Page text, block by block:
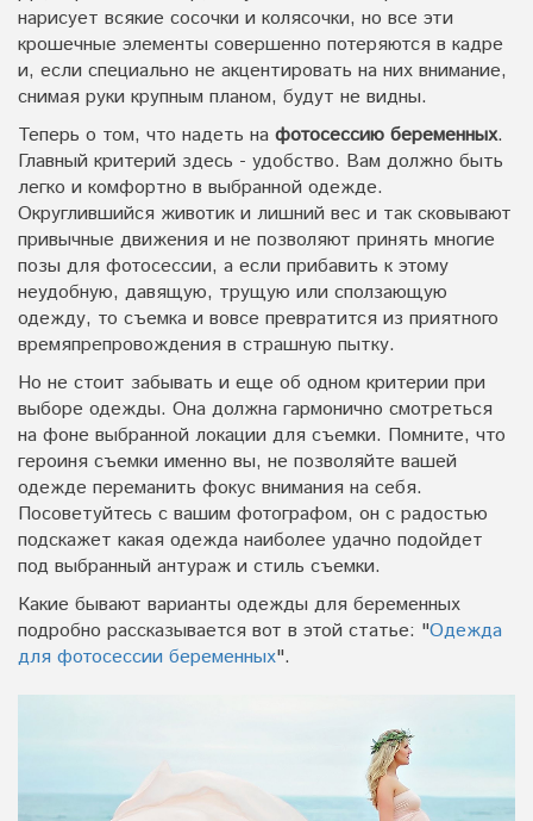
нарисует всякие сосочки и колясочки, но все эти
крошечные элементы совершенно потеряются в кадре
и, если специально не акцентировать на них внимание,
снимая руки крупным планом, будут не видны.
Теперь о том, что надеть на фотосессию беременных.
Главный критерий здесь - удобство. Вам должно быть
легко и комфортно в выбранной одежде.
Округлившийся животик и лишний вес и так сковывают
привычные движения и не позволяют принять многие
позы для фотосессии, а если прибавить к этому
неудобную, давящую, трущую или сползающую
одежду, то съемка и вовсе превратится из приятного
времяпрепровождения в страшную пытку.
Но не стоит забывать и еще об одном критерии при
выборе одежды. Она должна гармонично смотреться
на фоне выбранной локации для съемки. Помните, что
героиня съемки именно вы, не позволяйте вашей
одежде переманить фокус внимания на себя.
Посоветуйтесь с вашим фотографом, он с радостью
подскажет какая одежда наиболее удачно подойдет
под выбранный антураж и стиль съемки.
Какие бывают варианты одежды для беременных
подробно рассказывается вот в этой статье: "Одежда
для фотосессии беременных".